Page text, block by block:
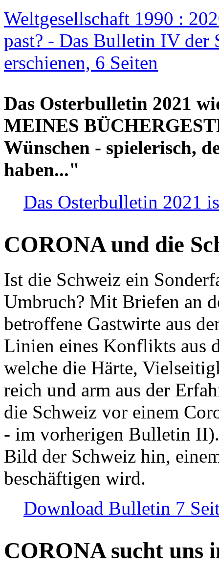
Weltgesellschaft 1990 :
past? - Das Bulletin IV der
erschienen, 6 Seiten
Das Osterbulletin 2021
MEINES
Wünschen - spielerisch,
haben..."
Das Osterbulletin 2021
CORONA und die
Ist die Schweiz ein
Umbruch? Mit Briefen an
betroffene Gastwirte aus
Linien eines Konflikts aus
welche die Härte,
reich und arm aus der
die Schweiz vor einem
- im vorherigen Bulletin
Bild der Schweiz hin,
beschäftigen wird.
Download Bulletin 7
CORONA sucht uns